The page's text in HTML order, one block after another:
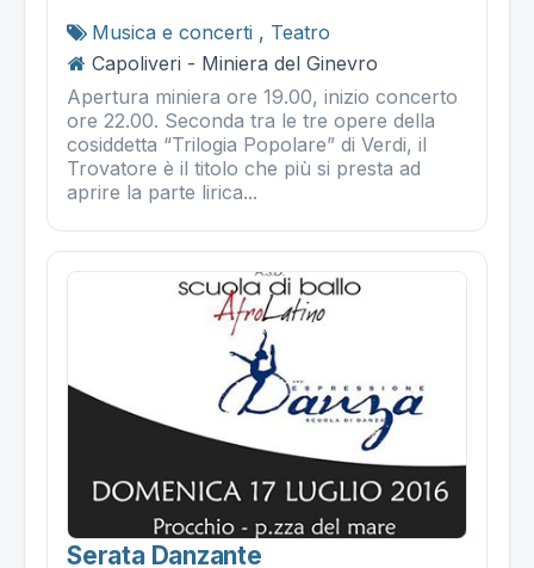
Musica e concerti , Teatro
Capoliveri - Miniera del Ginevro
Apertura miniera ore 19.00, inizio concerto
ore 22.00. Seconda tra le tre opere della
cosiddetta “Trilogia Popolare” di Verdi, il
Trovatore è il titolo che più si presta ad
aprire la parte lirica...
Serata Danzante